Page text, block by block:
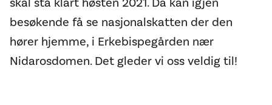
besøkende få se nasjonalskatten der den
hører hjemme, i Erkebispegården nær
Nidarosdomen. Det gleder vi oss veldig til!